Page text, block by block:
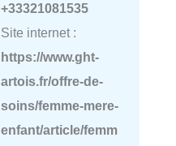
+33321081535
Site internet :
https://www.ght-
artois.fr/offre-de-
soins/femme-mere-
enfant/article/femm